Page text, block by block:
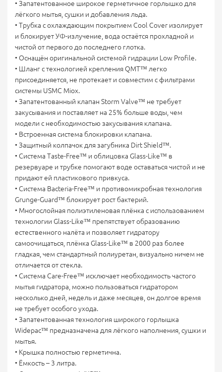
• Запатентованное широкое герметичное горлышко для
лёгкого мытья, сушки и добавления льда.
• Трубка с охлаждающим покрытием Cool Cover изолирует
и блокирует УФ-излучение, вода остаётся прохладной и
чистой от первого до последнего глотка.
• Оснащён оригинальной системой гидрации Low Profile.
• Шланг с технологией крепления QMT™ легко
присоединяется, не протекает и совместим с фильтрами
системы USMC Miox.
• Запатентованный клапан Storm Valve™ не требует
закусывания и поставляет на 25% больше воды, чем
модели с необходимостью закусывания клапана.
• Встроенная система блокировки клапана.
• Защитный колпачок для загубника Dirt Shield™.
• Система Taste-Free™ и облицовка Glass-Like™ в
резервуаре и трубке помогают воде оставаться чистой и не
придают ей пластикового привкуса.
• Система Bacteria-Free™ и противомикробная технология
Grunge-Guard™ блокирует рост бактерий.
• Многослойная полиэтиленовая плёнка с использованием
технологии Glass-Like™ препятствует образованию
естественного налёта и позволяет гидратору
самоочищаться, плёнка Glass-Like™ в 2000 раз более
гладкая, чем стандартный полиуретан, визуально ничем не
отличается от стекла.
• Система Care-Free™ исключает необходимость частого
мытья гидратора, можно пользоваться гидратором
несколько дней, недель и даже месяцев, он долгое время
не требует особого ухода.
• Запатентованная технология широкого горлышка
Widepac™ предназначена для лёгкого наполнения, сушки и
мытья.
• Крышка полностью герметична.
• Ёмкость – 3 литра.